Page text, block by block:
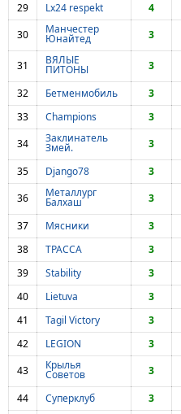
29
Lx24 respekt 4
30
Манчестер
Юнайтед 3
31 ВЯЛЫЕ
ПИТОНЫ 3
32
Бетменмобиль 3
33
Champions 3
34
Заклинатель
Змей. 3
35
Django78 3
36
Металлург
Балхаш 3
37
Мясники 3
38
ТРАССА 3
39
Stability 3
40
Lietuva 3
41
Tagil Victory 3
42
LEGION 3
43
Крылья
Советов 3
44
Суперклуб 3